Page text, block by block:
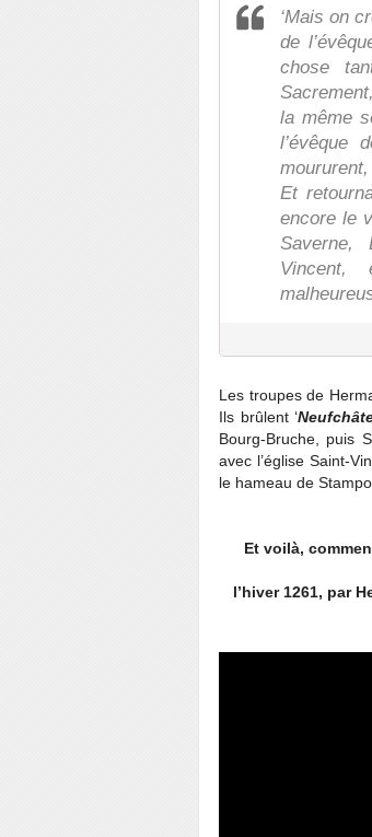
‘Mais on
de
chose
la même
l’évêque
Et
encore le
Saverne,
Vincent,
Les troupes de
Ils brûlent ‘
Bourg-Bruche, puis
avec l’église Saint-
le hameau de
Et voilà,
l’hiver 1261, par